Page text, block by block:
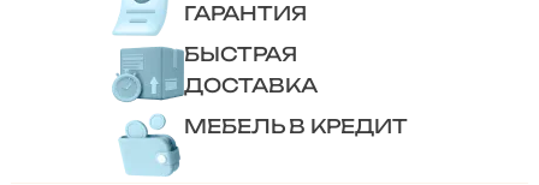
ГАРАНТИЯ
БЫСТРАЯ
ДОСТАВКА
МЕБЕЛЬ В КРЕДИТ